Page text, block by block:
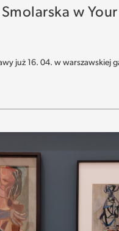
w
już 16. 04. w warszawskiej